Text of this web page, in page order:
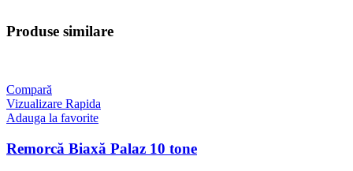
Produse similare
Compară
Vizualizare Rapida
Adauga la favorite
Remorcă Biaxă Palaz 10 tone